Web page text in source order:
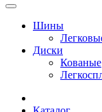
Шины
Диски
Кованые